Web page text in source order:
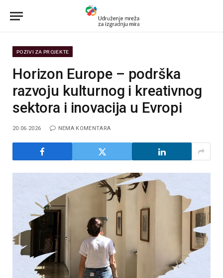
POZIVI ZA PROJEKTE
Horizon Europe – podrška
razvoju kulturnog i kreativnog
sektora i inovacija u Evropi
20.06.2026 NEMA KOMENTARA